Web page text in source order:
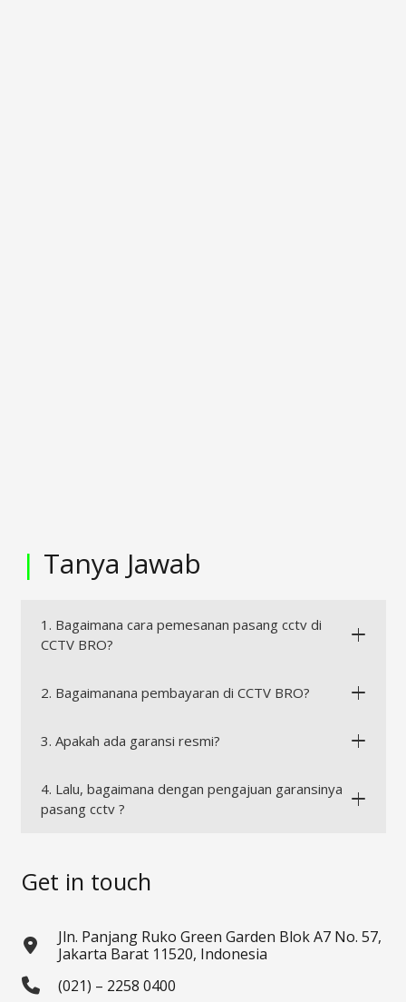
| Tanya Jawab
1. Bagaimana cara pemesanan pasang cctv di
CCTV BRO?
2. Bagaimanana pembayaran di CCTV BRO?
3. Apakah ada garansi resmi?
4. Lalu, bagaimana dengan pengajuan garansinya
pasang cctv ?
Get in touch
Jln. Panjang Ruko Green Garden Blok A7 No. 57,
Jakarta Barat 11520, Indonesia
(021) – 2258 0400